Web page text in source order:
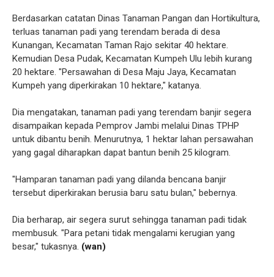
Berdasarkan catatan Dinas Tanaman Pangan dan Hortikultura,
terluas tanaman padi yang terendam berada di desa
Kunangan, Kecamatan Taman Rajo sekitar 40 hektare.
Kemudian Desa Pudak, Kecamatan Kumpeh Ulu lebih kurang
20 hektare. "Persawahan di Desa Maju Jaya, Kecamatan
Kumpeh yang diperkirakan 10 hektare," katanya.
Dia mengatakan, tanaman padi yang terendam banjir segera
disampaikan kepada Pemprov Jambi melalui Dinas TPHP
untuk dibantu benih. Menurutnya, 1 hektar lahan persawahan
yang gagal diharapkan dapat bantun benih 25 kilogram.
"Hamparan tanaman padi yang dilanda bencana banjir
tersebut diperkirakan berusia baru satu bulan," bebernya.
Dia berharap, air segera surut sehingga tanaman padi tidak
membusuk. "Para petani tidak mengalami kerugian yang
besar," tukasnya. (wan)